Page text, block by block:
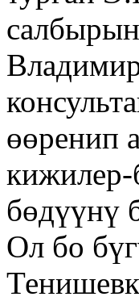
өөренип
кижилер-
бөдүүнү
Ол бо